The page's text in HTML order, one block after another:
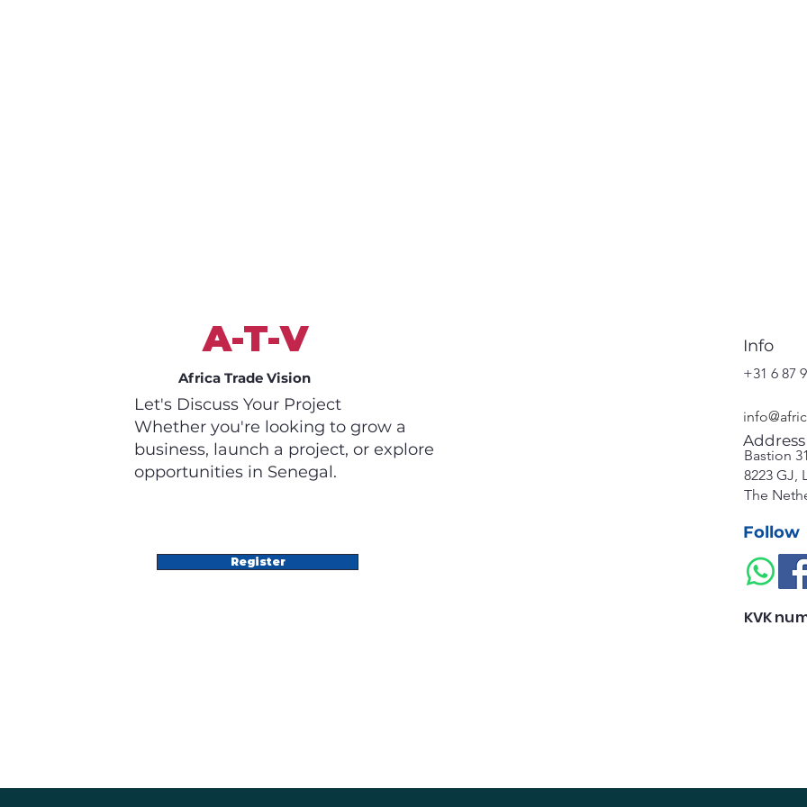
A-T-V
Africa Trade Vision
Let's Discuss Your Project
Whether you're looking to grow a
business, launch a project, or explore
opportunities in Senegal.
Register
Info
+31 6 87
Address
Bastion 31
8223 GJ,
The
Follow
KVK